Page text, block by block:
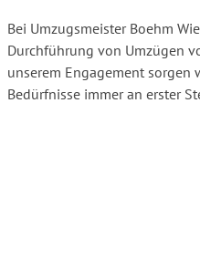
Bei Umzugsmeister Boehm
Durchführung von Umzügen
unserem Engagement sorgen
Bedürfnisse immer an erster